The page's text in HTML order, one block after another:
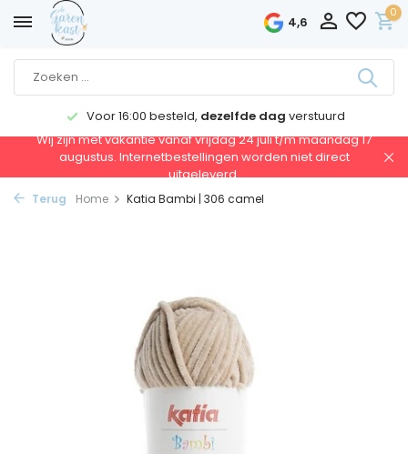
4,6
0
Voor 16:00 besteld, dezelfde dag verstuurd
Wij zijn met vakantie vanaf vrijdag 24 juli t/m maandag 17
augustus. Internetbestellingen worden niet direct
uitgeleverd.
Terug Home Katia Bambi | 306 camel